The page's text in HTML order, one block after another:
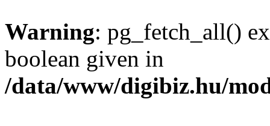
Warning: pg_fetch_all()
boolean given in
/data/www/digibiz.hu/